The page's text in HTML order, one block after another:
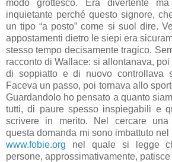
modo grottesco. Era divertente
inquietante perché questo signore,
un tipo “a posto” come si suol dire.
appostamenti dietro le siepi era
stesso tempo decisamente tragico.
racconto di Wallace: si allontanava,
di soppiatto e di nuovo controllava
Faceva un passo, poi tornava allo
Guardandolo ho pensato a quanto
tutti, di paure spesso inspiegabili e
scrivere in merito. Nel cercare
questa domanda mi sono imbattuto
www.fobie.org nel quale si legge
persone, approssimativamente,